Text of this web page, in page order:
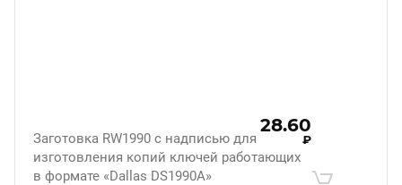
Заготовка RW1990 с надписью для
изготовления копий ключей работающих
в формате «Dallas DS1990A»
28.60
₽